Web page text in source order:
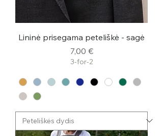
Lininė prisegama peteliškė - sagė
Kaina
7,00 €
3-for-2